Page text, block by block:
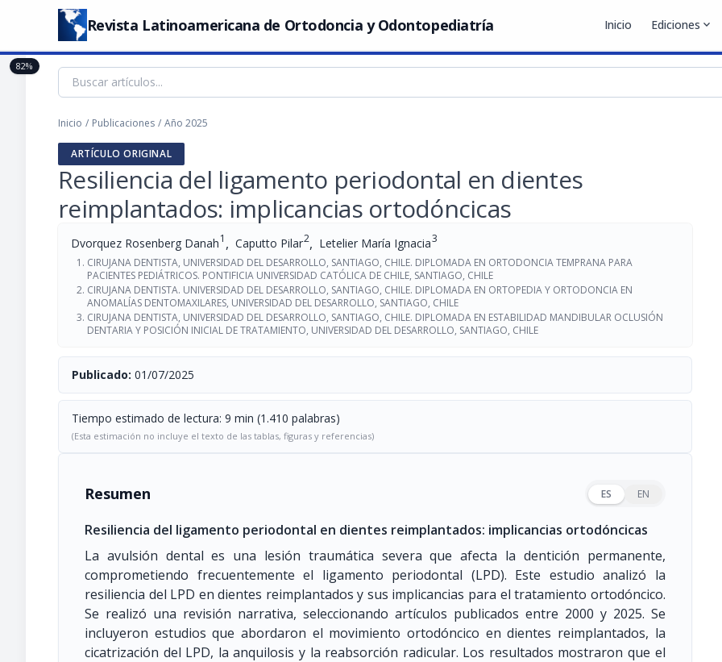
Revista Latinoamericana de Ortodoncia y Odontopediatría Inicio Ediciones expand_more
Inicio / Publicaciones / Año 2025
ARTÍCULO ORIGINAL
Resiliencia del ligamento periodontal en dientes
reimplantados: implicancias ortodóncicas
Dvorquez Rosenberg Danah1 , Caputto Pilar2, Letelier María Ignacia3
CIRUJANA DENTISTA, UNIVERSIDAD DEL DESARROLLO, SANTIAGO, CHILE. DIPLOMADA EN ORTODONCIA TEMPRANA PARA
PACIENTES PEDIÁTRICOS. PONTIFICIA UNIVERSIDAD CATÓLICA DE CHILE, SANTIAGO, CHILE
CIRUJANA DENTISTA. UNIVERSIDAD DEL DESARROLLO, SANTIAGO, CHILE. DIPLOMADA EN ORTOPEDIA Y ORTODONCIA EN
ANOMALÍAS DENTOMAXILARES, UNIVERSIDAD DEL DESARROLLO, SANTIAGO, CHILE
CIRUJANA DENTISTA, UNIVERSIDAD DEL DESARROLLO, SANTIAGO, CHILE. DIPLOMADA EN ESTABILIDAD MANDIBULAR OCLUSIÓN
DENTARIA Y POSICIÓN INICIAL DE TRATAMIENTO, UNIVERSIDAD DEL DESARROLLO, SANTIAGO, CHILE
Publicado: 01/07/2025
Tiempo estimado de lectura: 9 min (1.410 palabras)
(Esta estimación no incluye el texto de las tablas, figuras y referencias)
Resumen ES EN
Resiliencia del ligamento periodontal en dientes reimplantados: implicancias ortodóncicas
La avulsión dental es una lesión traumática severa que afecta la dentición permanente,
comprometiendo frecuentemente el ligamento periodontal (LPD). Este estudio analizó la
resiliencia del LPD en dientes reimplantados y sus implicancias para el tratamiento ortodóncico.
Se realizó una revisión narrativa, seleccionando artículos publicados entre 2000 y 2025. Se
incluyeron estudios que abordaron el movimiento ortodóncico en dientes reimplantados, la
cicatrización del LPD, la anquilosis y la reabsorción radicular. Los resultados mostraron que el
82%